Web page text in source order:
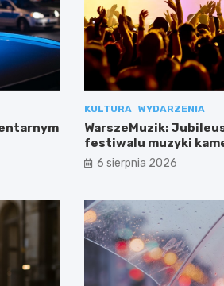
KULTURA WYDARZENIA
WarszeMuzik:
festiwalu muzyki
Warszawie
6 sierpnia 2026